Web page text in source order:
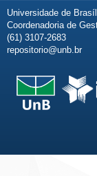
Universidade de
Coordenadoria de
(61) 3107-2683
repositorio@unb.br